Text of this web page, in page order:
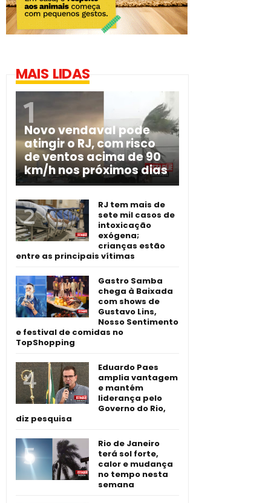
MAIS LIDAS
Novo vendaval pode
atingir o RJ, com risco
de ventos acima de 90
km/h nos próximos dias
RJ tem mais de
sete mil casos de
intoxicação
exógena;
crianças estão
entre as principais vítimas
Gastro Samba
chega à Baixada
com shows de
Gustavo Lins,
Nosso Sentimento
e festival de comidas no
TopShopping
Eduardo Paes
amplia vantagem
e mantém
liderança pelo
Governo do Rio,
diz pesquisa
Rio de Janeiro
terá sol forte,
calor e mudança
no tempo nesta
semana